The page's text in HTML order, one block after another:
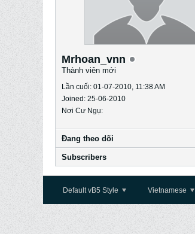
Mrhoan_vnn
Thành viên mới
Lần cuối: 01-07-2010, 11:38 AM
Joined: 25-06-2010
Nơi Cư Ngụ:
Ðang theo dõi
Subscribers
Default vB5 Style Vietnamese